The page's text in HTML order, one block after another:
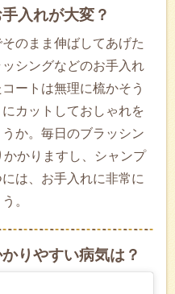
入れが大変？
のまま伸ばしてあげた
シングなどのお手入れ
ートは無理に梳かそう
カットしておしゃれを
か。毎日のブラッシン
かりますし、シャンプ
は、お手入れに非常に
。
りやすい病気は？